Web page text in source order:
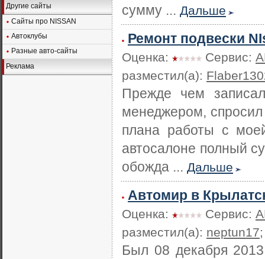
Другие сайты
Сайты про NISSAN
Автоклубы
Разные авто-сайты
Реклама
сумму ... Дальше
Ремонт подвески
Оценка: Сервис:
разместил(а):
Прежде чем
менеджером, спросил
плана работы с
автосалоне полный
обожда ... Дальше
Автомир в
Оценка: Сервис:
разместил(а): neptun17
Был 08 декабря